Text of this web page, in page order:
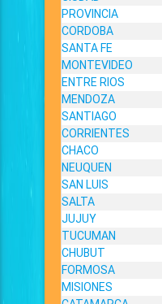
PROVINCIA
CORDOBA
SANTA FE
MONTEVIDEO
ENTRE RIOS
MENDOZA
SANTIAGO
CORRIENTES
CHACO
NEUQUEN
SAN LUIS
SALTA
JUJUY
TUCUMAN
CHUBUT
FORMOSA
MISIONES